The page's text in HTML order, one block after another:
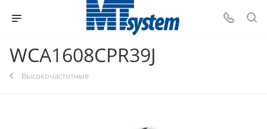
WCA1608CPR39J
Высокочастотные